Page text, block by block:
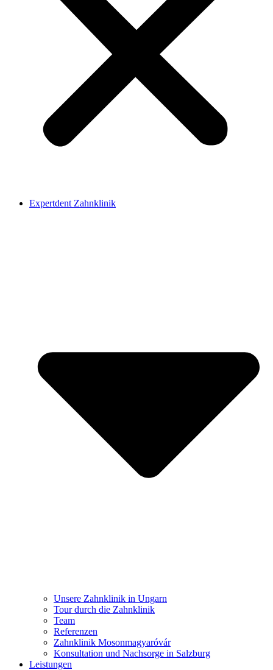
Expertdent Zahnklinik
Unsere Zahnklinik in Ungarn
Tour durch die Zahnklinik
Team
Referenzen
Zahnklinik Mosonmagyaróvár
Konsultation und Nachsorge in Salzburg
Leistungen